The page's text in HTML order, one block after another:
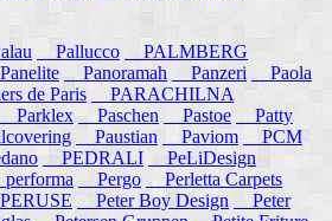
Pallucco
PALMBERG
Panoramah Panzeri
Paola
de Paris
PARACHILNA
Parklex Paschen Pastoe
Patty
Paustian Paviom
PCM
PEDRALI
PeLiDesign
Pergo
Perletta Carpets
Peter Boy Design
Peter